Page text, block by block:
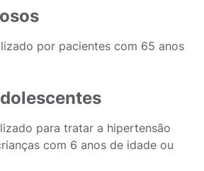
por pacientes com 65 anos
para tratar a hipertensão
com 6 anos de idade ou